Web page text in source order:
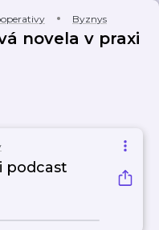
Byznys
novela v praxi
podcast